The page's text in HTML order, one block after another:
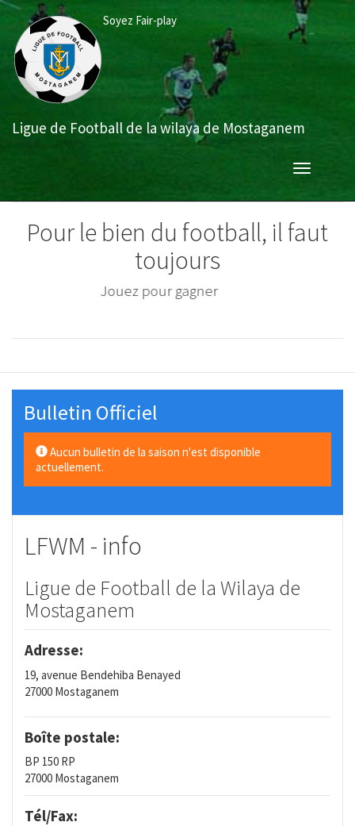
Aller
contenu
principal
Ligue de Football de la wilaya de Mostaganem
Soyez Fair-play
Toggle
Pour le bien du football, il faut
toujours
Jouer avec sportivité
Bulletin Officiel
Aucun bulletin de la saison n'est disponible
actuellement.
LFWM - info
Ligue de Football de la Wilaya de
Mostaganem
Adresse:
19, avenue Bendehiba Benayed
27000 Mostaganem
Boîte postale:
BP 150 RP
27000 Mostaganem
Tél/Fax: